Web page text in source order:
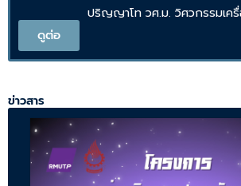
ปริญญาโท วศ.ม. วิศวกรรมเค
ดูต่อ
ข่าวสาร